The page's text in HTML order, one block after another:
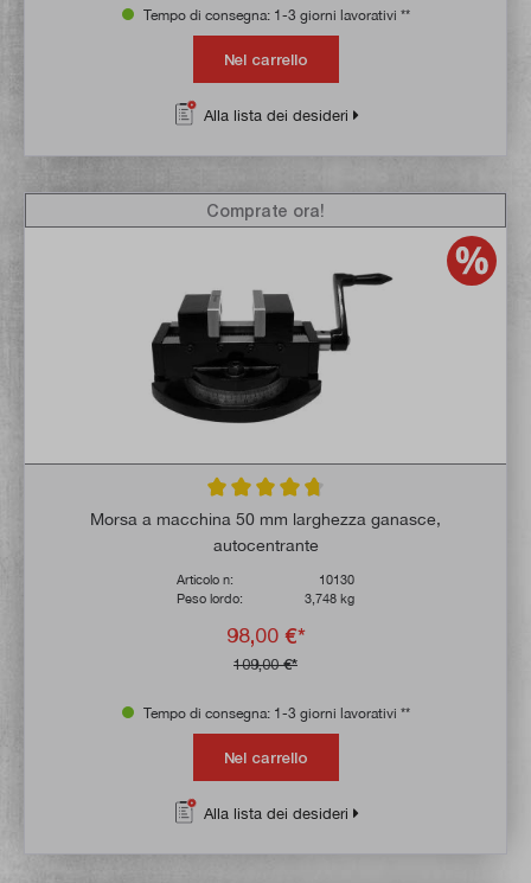
Tempo di consegna: 1-3 giorni lavorativi **
Nel carrello
Alla lista dei desideri
Valutazione media di 4.7 su 5 stelle
Morsa a macchina 50 mm larghezza ganasce,
autocentrante
Articolo n:
10130
Peso lordo:
3,748 kg
98,00 €*
109,00 €*
Comprate ora!
Tempo di consegna: 1-3 giorni lavorativi **
Nel carrello
Alla lista dei desideri